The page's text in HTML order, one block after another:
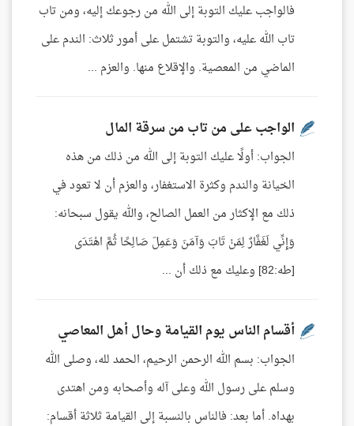
فالواجب عليك التوبة إلى الله من رجوعك إليه، ومن تاب
تاب الله عليه، والتوبة تشتمل على أمور ثلاث: الندم على
الماضي من المعصية. والإقلاع منها. والعزم ...
الواجب على من تاب من سرقة المال
الجواب: أولًا عليك التوبة إلى الله من ذلك من هذه
الخيانة والندم وكثرة الاستغفار، والعزم أن لا تعود في
ذلك مع الإكثار من العمل الصالح، والله يقول سبحانه:
وَإِنِّي لَغَفَّارٌ لِمَنْ تَابَ وَآمَنَ وَعَمِلَ صَالِحًا ثُمَّ اهْتَدَى
[طه:82] وعليك مع ذلك أن ...
أقسام الناس يوم القيامة وحال أهل المعاصي
الجواب: بسم الله الرحمن الرحيم، الحمد لله، وصلى الله
وسلم على رسول الله وعلى آله وأصحابه ومن اهتدى
بهداه. أما بعد: فالناس بالنسبة إلى القيامة ثلاثة أقسام: